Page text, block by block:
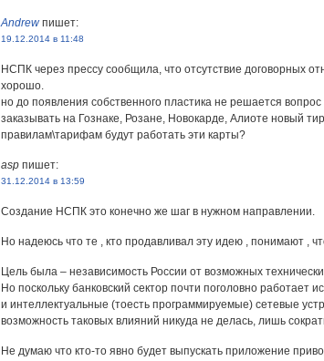
Andrewпишет:
19.12.2014 в 11:48
НСПК через прессу сообщила, что отсутствие договорных
хорошо.
но до появления собственного пластика не решается вопрос
заказывать на Гознаке, Розане, Новокарде, Алиоте новый
правилам\тарифам будут работать эти карты?
asp пишет:
31.12.2014 в 13:59
Создание НСПК это конечно же шаг в нужном направлении.
Но надеюсь что те , кто продавливал эту идею , понимают ,
Цель была – независимость России от возможных
Но поскольку банковский сектор почти поголовно работает
и интеллектуальные (тоесть программируемые) сетевые
возможность таковых влияний никуда не делась, лишь
Не думаю что кто-то явно будет выпускать приложение